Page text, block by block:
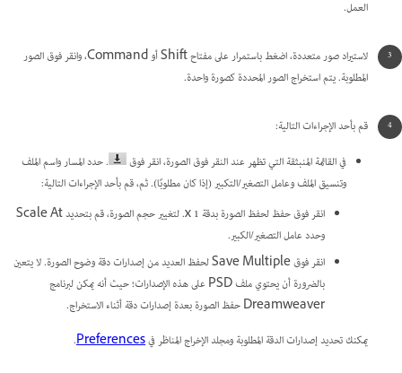
العمل.
لاستيراد صور متعددة، اضغط باستمرار على مفتاح Shift أو Command، وانقر فوق الصور
المطلوبة. يتم استخراج الصور المحددة كصورة واحدة.
قم بأحد الإجراءات التالية:
في القائمة المنبثقة التي تظهر عند النقر فوق الصورة، انقر فوق
. حدد المسار واسم الملف
وتنسيق الملف وعامل التصغير/التكبير (إذا كان مطلوبًا). ثم، قم بأحد الإجراءات التالية:
انقر فوق حفظ لحفظ الصورة بدقة 1 x. لتغيير حجم الصورة، قم بتحديد Scale At
وحدد عامل التصغير/الكبير.
انقر فوق Save Multiple لحفظ العديد من إصدارات دقة وضوح الصورة. لا يتعين
بالضرورة أن يحتوي ملف PSD على هذه الإصدارات؛ حيث أنه يمكن لبرنامج
Dreamweaver حفظ الصورة بعدة إصدارات دقة أثناء الاستخراج.
يمكنك تحديد إصدارات الدقة المطلوبة ومجلد الإخراج المناظر فيPreferences
.